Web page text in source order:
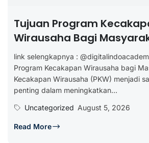
Tujuan Program
Wirausaha Bagi
link selengkapnya :
Program Kecakapan Wirausaha bagi
Kecakapan Wirausaha (PKW) menjadi
penting dalam meningkatkan...
Uncategorized August 5, 2026
Read More